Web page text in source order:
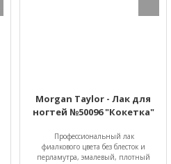
Morgan Taylor - Лак для
ногтей №50096 "Кокетка"
Профессиональный лак
фиалкового цвета без блесток и
перламутра, эмалевый, плотный